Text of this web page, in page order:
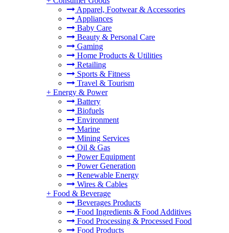
Apparel, Footwear & Accessories
Appliances
Baby Care
Beauty & Personal Care
Gaming
Home Products & Utilities
Retailing
Sports & Fitness
Travel & Tourism
+ Energy & Power
Battery
Biofuels
Environment
Marine
Mining Services
Oil & Gas
Power Equipment
Power Generation
Renewable Energy
Wires & Cables
+ Food & Beverage
Beverages Products
Food Ingredients & Food Additives
Food Processing & Processed Food
Food Products